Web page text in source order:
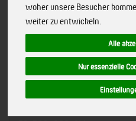
woher unsere Besucher
weiter zu entwickeln.
Alle
Nur essenzielle
Airén weiß
Ein fruchtiger Wein aus Spanien.
tropischer Frucht.